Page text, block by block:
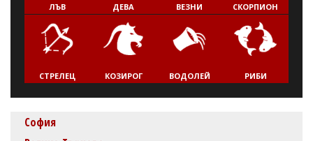
ЛЪВ ДЕВА ВЕЗНИ СКОРПИОН
СТРЕЛЕЦ КОЗИРОГ ВОДОЛЕЙ РИБИ
София